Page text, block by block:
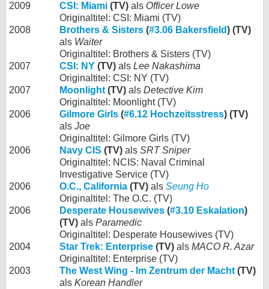
2009
CSI: Miami (TV) als Officer Lowe
Originaltitel: CSI: Miami (TV)
2008
Brothers & Sisters (#3.06 Bakersfield) (TV)
als Waiter
Originaltitel: Brothers & Sisters (TV)
2007
CSI: NY (TV) als Lee Nakashima
Originaltitel: CSI: NY (TV)
2007
Moonlight (TV) als Detective Kim
Originaltitel: Moonlight (TV)
2006
Gilmore Girls (#6.12 Hochzeitsstress) (TV)
als Joe
Originaltitel: Gilmore Girls (TV)
2006
Navy CIS (TV) als SRT Sniper
Originaltitel: NCIS: Naval Criminal
Investigative Service (TV)
2006
O.C., California (TV) als Seung Ho
Originaltitel: The O.C. (TV)
2006
Desperate Housewives (#3.10 Eskalation)
(TV) als Paramedic
Originaltitel: Desperate Housewives (TV)
2004
Star Trek: Enterprise (TV) als MACO R. Azar
Originaltitel: Enterprise (TV)
2003
The West Wing - Im Zentrum der Macht (TV)
als Korean Handler